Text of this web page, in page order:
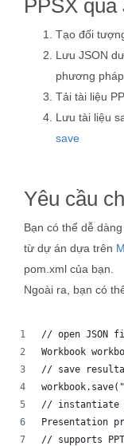
PPSX qua
Tạo đối
Lưu JSON
phương pháp
Tải tài liệu
Lưu tài liệu
save
Yêu cầu
Bạn có thể dễ
từ dự án dựa trên
pom.xml của bạn.
Ngoài ra, bạn có
// open JSON
Workbook
// save
// instantiate
Presentation
// supports